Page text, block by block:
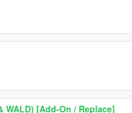
WALD) [Add-On / Replace]